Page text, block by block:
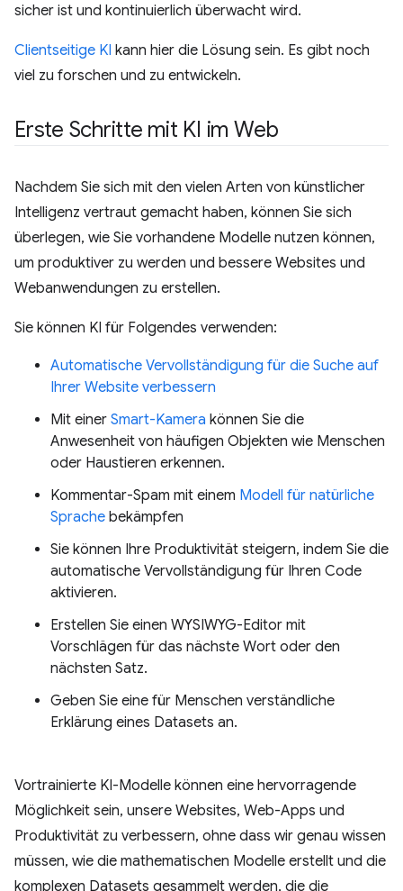
sicher ist und kontinuierlich überwacht wird.
Clientseitige KI kann hier die Lösung sein. Es gibt noch
viel zu forschen und zu entwickeln.
Erste Schritte mit KI im Web
Nachdem Sie sich mit den vielen Arten von künstlicher
Intelligenz vertraut gemacht haben, können Sie sich
überlegen, wie Sie vorhandene Modelle nutzen können,
um produktiver zu werden und bessere Websites und
Webanwendungen zu erstellen.
Sie können KI für Folgendes verwenden:
Automatische Vervollständigung für die Suche auf
Ihrer Website verbessern
Mit einer Smart-Kamera können Sie die
Anwesenheit von häufigen Objekten wie Menschen
oder Haustieren erkennen.
Kommentar-Spam mit einem Modell für natürliche
Sprache bekämpfen
Sie können Ihre Produktivität steigern, indem Sie die
automatische Vervollständigung für Ihren Code
aktivieren.
Erstellen Sie einen WYSIWYG-Editor mit
Vorschlägen für das nächste Wort oder den
nächsten Satz.
Geben Sie eine für Menschen verständliche
Erklärung eines Datasets an.
Vortrainierte KI-Modelle können eine hervorragende
Möglichkeit sein, unsere Websites, Web-Apps und
Produktivität zu verbessern, ohne dass wir genau wissen
müssen, wie die mathematischen Modelle erstellt und die
komplexen Datasets gesammelt werden, die die